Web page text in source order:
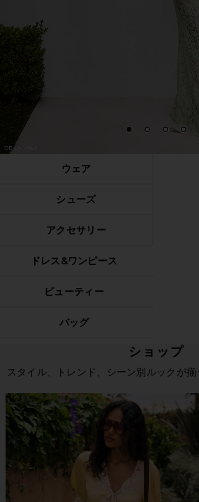
4
ウェア
シューズ
アクセサリー
ドレス&ワンピース
ビューティー
バッグ
ショップ
スタイル、トレンド、シーン別ルックが